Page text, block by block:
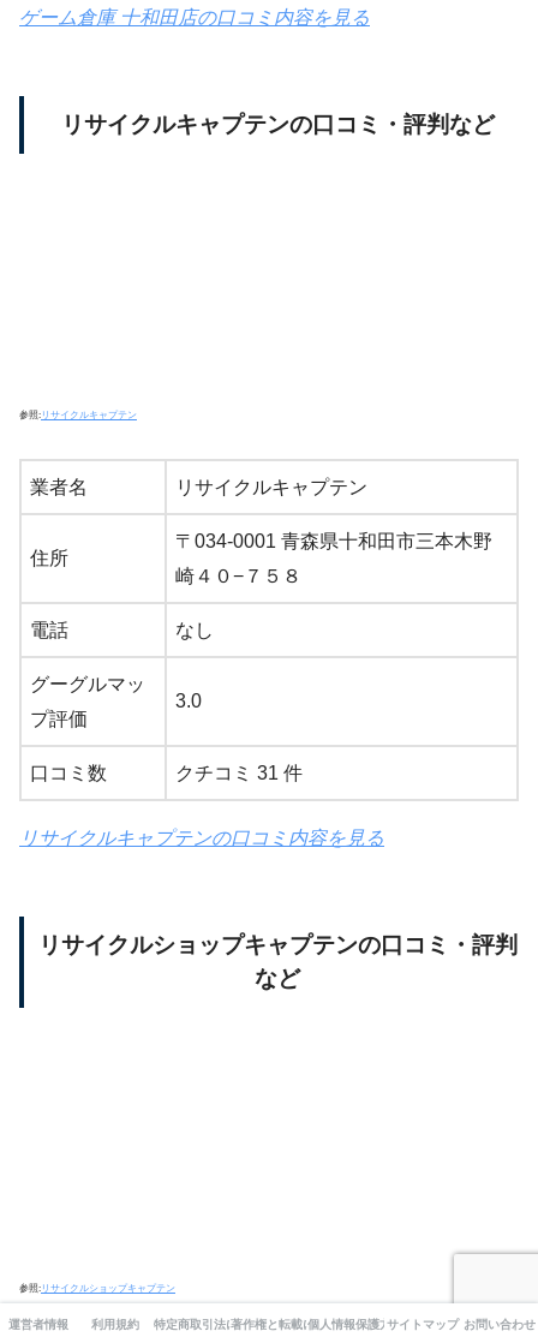
ゲーム倉庫 十和田店の口コミ内容を見る
リサイクルキャプテンの口コミ・評判など
参照: リサイクルキャプテン
業者名 リサイクルキャプテン
住所
〒034-0001 青森県十和田市三本木野
崎４０−７５８
電話 なし
グーグルマッ
プ評価
3.0
口コミ数 クチコミ 31 件
リサイクルキャプテンの口コミ内容を見る
リサイクルショップキャプテンの口コミ・評判
など
参照: リサイクルショップキャプテン
運営者情報 利用規約 特定商取引法に基づく表記
著作権と転載について個人情報保護方針サイトマップ お問い合わせ